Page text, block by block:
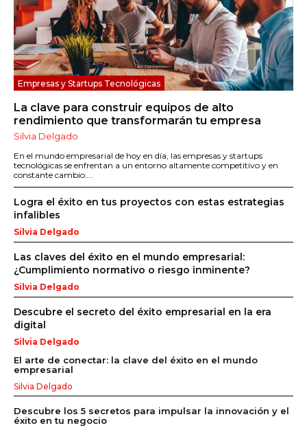
Empresas y Startups Tecnológicas
La clave para construir equipos de alto
rendimiento que transformarán tu empresa
Silvia Delgado
En el mundo empresarial de hoy en día, las empresas y startups
tecnológicas se enfrentan a un entorno altamente competitivo y en
constante cambio....
Logra el éxito en tus proyectos con estas estrategias
infalibles
Silvia Delgado
Las claves del éxito en el mundo empresarial:
¿Cumplimiento normativo o riesgo inminente?
Silvia Delgado
Descubre el secreto del éxito empresarial en la era
digital
Silvia Delgado
El arte de conectar: la clave del éxito en el mundo
empresarial
Silvia Delgado
Descubre los 5 secretos para impulsar la innovación y el
éxito en tu negocio